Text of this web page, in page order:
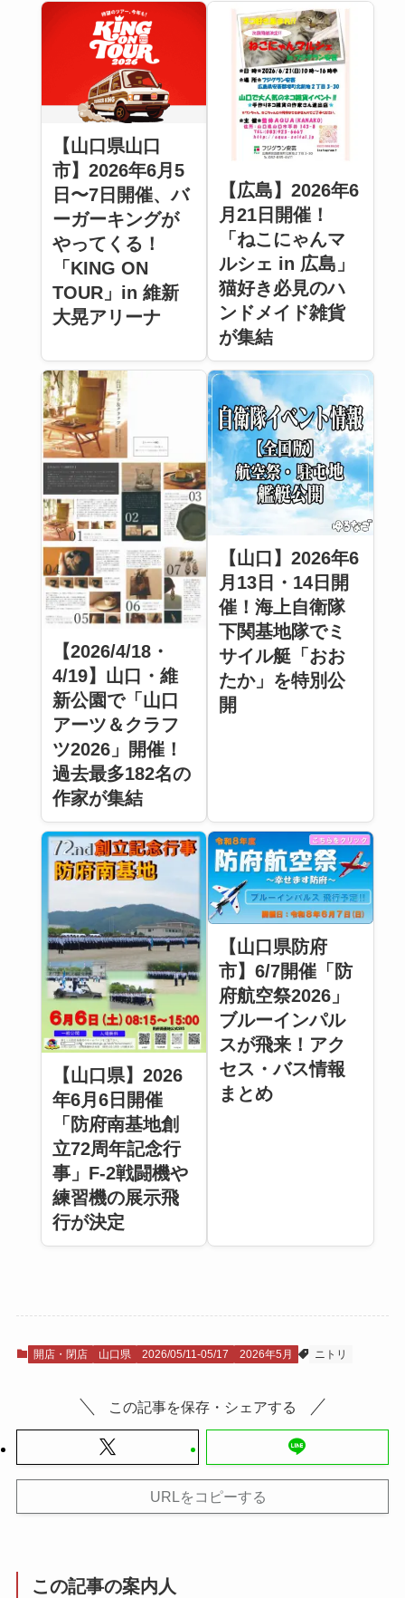
【山口県山口
市】2026年6月5
日〜7日開催、バ
ーガーキングが
やってくる！
「KING ON
TOUR」in 維新
大晃アリーナ
【広島】2026年6
月21日開催！
「ねこにゃんマ
ルシェ in 広島」
猫好き必見のハ
ンドメイド雑貨
が集結
【2026/4/18・
4/19】山口・維
新公園で「山口
アーツ＆クラフ
ツ2026」開催！
過去最多182名の
作家が集結
【山口】2026年6
月13日・14日開
催！海上自衛隊
下関基地隊でミ
サイル艇「おお
たか」を特別公
開
【山口県】2026
年6月6日開催
「防府南基地創
立72周年記念行
事」F-2戦闘機や
練習機の展示飛
行が決定
【山口県防府
市】6/7開催「防
府航空祭2026」
ブルーインパル
スが飛来！アク
セス・バス情報
まとめ
開店・閉店 山口県 2026/05/11-05/17 2026年5月 ニトリ
この記事を保存・シェアする
URLをコピーする
この記事の案内人